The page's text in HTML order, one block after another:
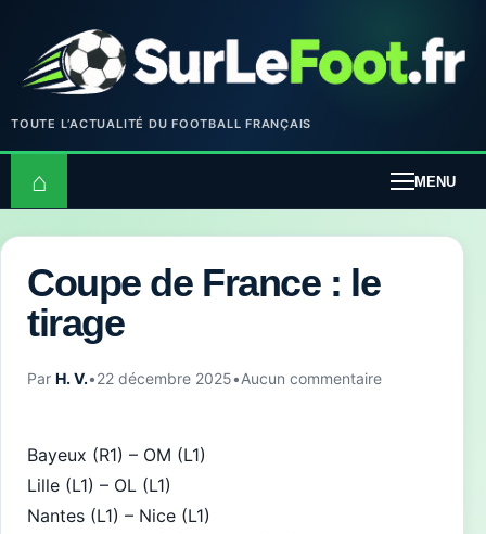
TOUTE L’ACTUALITÉ DU FOOTBALL FRANÇAIS
⌂ MENU
Coupe de France : le
tirage
Par H. V.•22 décembre 2025•Aucun commentaire
Bayeux (R1) – OM (L1)
Lille (L1) – OL (L1)
Nantes (L1) – Nice (L1)